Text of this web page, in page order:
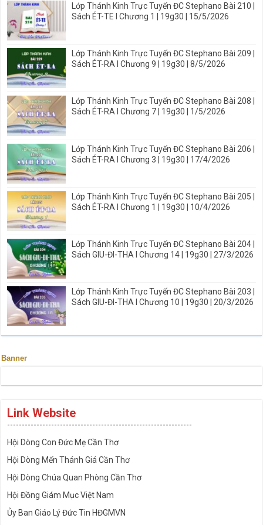
Lớp Thánh Kinh Trực Tuyến ĐC Stephano Bài 210 |
Sách ÉT-TE I Chương 1 | 19g30 | 15/5/2026
Lớp Thánh Kinh Trực Tuyến ĐC Stephano Bài 209 |
Sách ÉT-RA I Chương 9 | 19g30 | 8/5/2026
Lớp Thánh Kinh Trực Tuyến ĐC Stephano Bài 208 |
Sách ÉT-RA I Chương 7 | 19g30 | 1/5/2026
Lớp Thánh Kinh Trực Tuyến ĐC Stephano Bài 206 |
Sách ÉT-RA I Chương 3 | 19g30 | 17/4/2026
Lớp Thánh Kinh Trực Tuyến ĐC Stephano Bài 205 |
Sách ÉT-RA I Chương 1 | 19g30 | 10/4/2026
Lớp Thánh Kinh Trực Tuyến ĐC Stephano Bài 204 |
Sách GIU-ĐI-THA I Chương 14 | 19g30 | 27/3/2026
Lớp Thánh Kinh Trực Tuyến ĐC Stephano Bài 203 |
Sách GIU-ĐI-THA I Chương 10 | 19g30 | 20/3/2026
Banner
Link Website
---------------------------------------------------------------
Hội Dòng Con Đức Mẹ Cần Thơ
Hội Dòng Mến Thánh Giá Cần Thơ
Hội Dòng Chúa Quan Phòng Cần Thơ
Hội Đồng Giám Mục Việt Nam
Ủy Ban Giáo Lý Đức Tin HĐGMVN